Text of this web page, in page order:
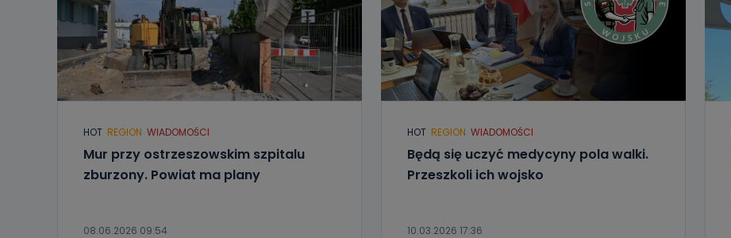
HOT REGION WIADOMOŚCI
Mur przy ostrzeszowskim szpitalu
zburzony. Powiat ma plany
08.06.2026 09:54
HOT REGION WIADOMOŚCI
Będą się uczyć medycyny pola walki.
Przeszkoli ich wojsko
10.03.2026 17:36